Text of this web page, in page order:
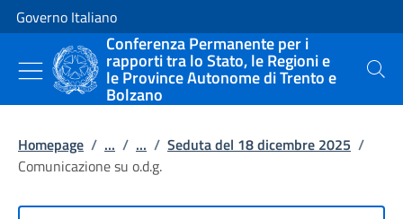
Vai al contenuto
Vai alla navigazione del sito
Governo Italiano
Conferenza Permanente per i
rapporti tra lo Stato, le Regioni e
le Province Autonome di Trento e
Bolzano
Cerca
Homepage / ... / ... / Seduta del 18 dicembre 2025 /
Comunicazione su o.d.g.